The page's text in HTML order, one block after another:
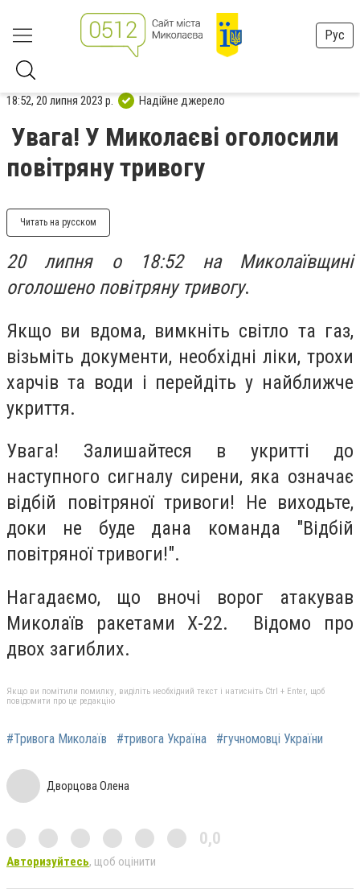
Рус
18:52, 20 липня 2023 р. Надійне джерело
Увага! У Миколаєві оголосили
повітряну тривогу
Читать на русском
20 липня о 18:52 на Миколаївщині
оголошено повітряну тривогу.
Якщо ви вдома, вимкніть світло та газ,
візьміть документи, необхідні ліки, трохи
харчів та води і перейдіть у найближче
укриття.
Увага! Залишайтеся в укритті до
наступного сигналу сирени, яка означає
відбій повітряної тривоги! Не виходьте,
доки не буде дана команда "Відбій
повітряної тривоги!".
Нагадаємо, що вночі ворог атакував
Миколаїв ракетами Х-22. Відомо про
двох загиблих.
Якщо ви помітили помилку, виділіть необхідний текст і натисніть Ctrl + Enter, щоб
повідомити про це редакцію
#Тривога Миколаїв #тривога Україна #гучномовці України
Дворцова Олена
0,0
Авторизуйтесь, щоб оцінити